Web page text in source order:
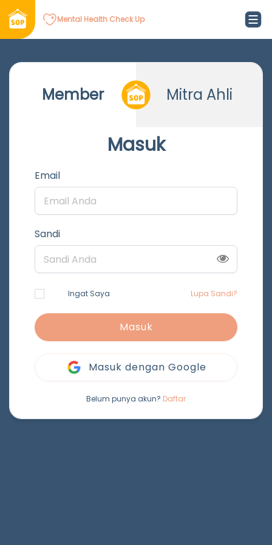
Mental Health Check Up
Member Mitra Ahli
Masuk
Email
Sandi
Ingat Saya Lupa Sandi?
Masuk
Masuk dengan Google
Belum punya akun? Daftar